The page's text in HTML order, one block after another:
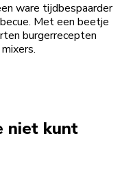
ware tijdbespaarder
Met een beetje
burgerrecepten
niet kunt